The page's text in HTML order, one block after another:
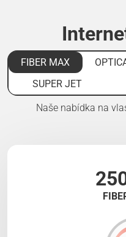
FIBER MAX
SUPER JET
Naše nabídka na